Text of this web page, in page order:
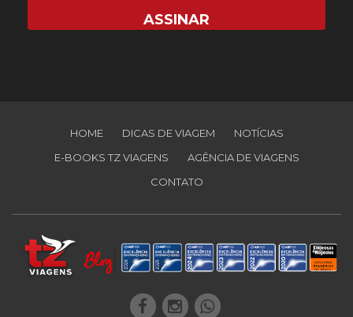
HOME DICAS DE VIAGEM
NOTÍCIAS
E-BOOKS TZ VIAGENS
AGÊNCIA DE VIAGENS
CONTATO